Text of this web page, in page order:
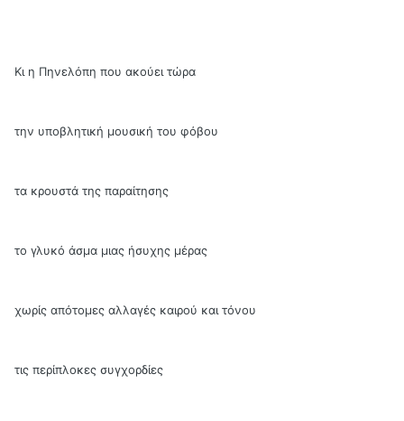
Κι η Πηνελόπη που ακούει τώρα
την υποβλητική μουσική του φόβου
τα κρουστά της παραίτησης
το γλυκό άσμα μιας ήσυχης μέρας
χωρίς απότομες αλλαγές καιρού και τόνου
τις περίπλοκες συγχορδίες